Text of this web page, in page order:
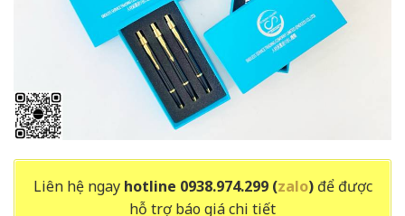
Liên hệ ngay hotline 0938.974.299 (zalo)để được
hỗ trợ báo giá chi tiết